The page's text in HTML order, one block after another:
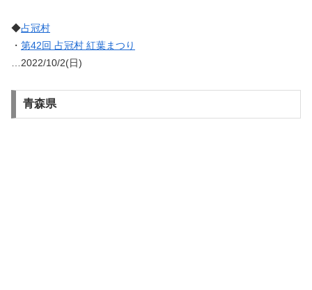
◆占冠村
・ 第42回 占冠村 紅葉まつり
…2022/10/2(日)
青森県